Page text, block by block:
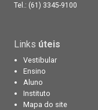
Tel.: (61) 3345-9100
Links úteis
Vestibular
Ensino
Aluno
Instituto
Mapa do site